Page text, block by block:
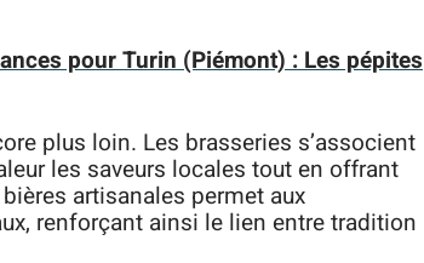
pour Turin (Piémont) : Les pépites
plus loin. Les brasseries s’associent
les saveurs locales tout en offrant
artisanales permet aux
renforçant ainsi le lien entre tradition